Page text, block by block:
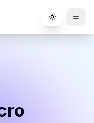
Toggle